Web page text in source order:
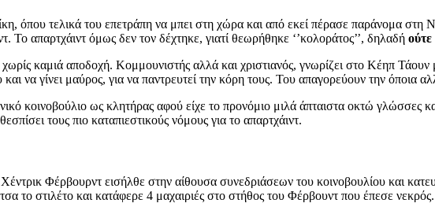
όπου τελικά του επετράπη να μπει στη χώρα και από εκεί πέρασε παράνομα στη
Το απαρτχάιντ όμως δεν τον δέχτηκε, γιατί θεωρήθηκε ‘’κολοράτος’’, δηλαδή
καμιά αποδοχή. Κομμουνιστής αλλά και χριστιανός, γνωρίζει στο Κέηπ
να γίνει μαύρος, για να παντρευτεί την κόρη τους. Του απαγορεύουν την όποια
κοινοβούλιο ως κλητήρας αφού είχε το προνόμιο μιλά άπταιστα οκτώ γλώσσες
τους πιο καταπιεστικούς νόμους για το απαρτχάιντ.
Φέρβουρντ εισήλθε στην αίθουσα συνεδριάσεων του κοινοβουλίου και
το στιλέτο και κατάφερε 4 μαχαιριές στο στήθος του Φέρβουντ που έπεσε